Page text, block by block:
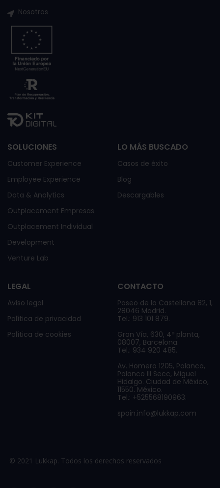
Nosotros
SOLUCIONES
Customer Experience
Employee Experience
Data & Analytics
Outplacement Empresas
Outplacement Individual
Development
Venture Lab
LO MÁS BUSCADO
Casos de éxito
Blog
Descargables
LEGAL
Aviso legal
Política de privacidad
Política de cookies
CONTACTO
Paseo de la Castellana 82, 1,
28046 Madrid.
Tel.: 913 101 879.
Gran Vía, 630, 4º planta,
08007, Barcelona.
Tel.: 934 920 485.
Av. Homero 1205, Polanco,
Polanco III Secc, Miguel
Hidalgo. Ciudad de México,
11550. México.
Tel.: +525568190963.
spain.info@lukkap.com
© 2021 Lukkap. Todos los derechos reservados